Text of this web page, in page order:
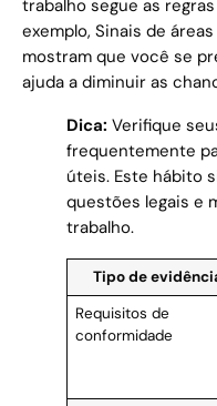
trabalho segue as
exemplo, Sinais de
mostram que você se
ajuda a diminuir as
Dica: Verifique
frequentemente
úteis. Este hábito
questões legais e
trabalho.
Tipo de
Requisitos de
conformidade